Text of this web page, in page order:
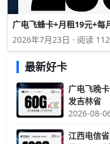
广电飞蜂卡+月租19元+每
2026年7月23日 · 阅读
最新好卡
广电飞晚
发吉林省
2026-08-
江西电信